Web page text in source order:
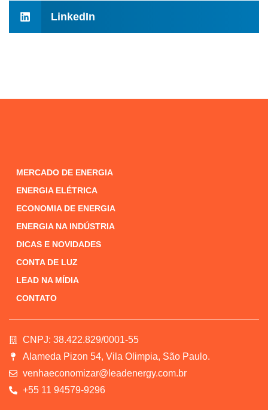
LinkedIn
MERCADO DE ENERGIA
ENERGIA ELÉTRICA
ECONOMIA DE ENERGIA
ENERGIA NA INDÚSTRIA
DICAS E NOVIDADES
CONTA DE LUZ
LEAD NA MÍDIA
CONTATO
CNPJ: 38.422.829/0001-55
Alameda Pizon 54, Vila Olimpia, São Paulo.
venhaeconomizar@leadenergy.com.br
+55 11 94579-9296